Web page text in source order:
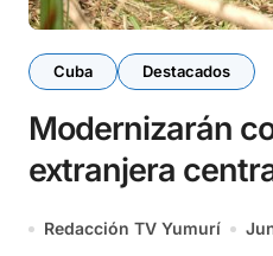
Cuba Destacados
Modernizarán
extranjera
Redacción TV Yumurí